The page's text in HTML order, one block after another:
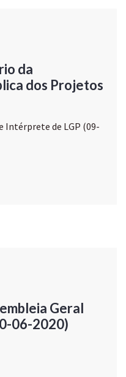
da
dos Projetos
Intérprete de LGP (09-
Geral
06-2020)